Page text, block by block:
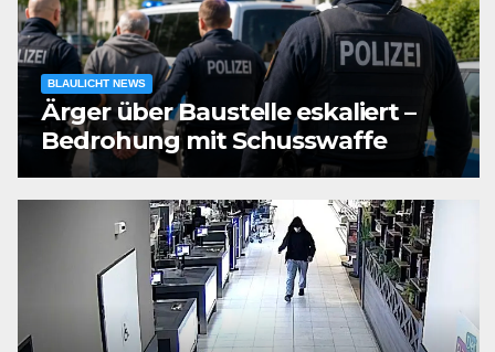
BLAULICHT NEWS
Ärger über Baustelle eskaliert –
Bedrohung mit Schusswaffe